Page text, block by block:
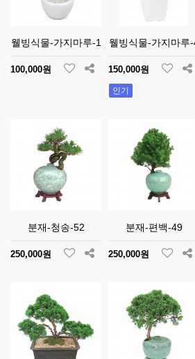
웰빙식물-가지마루-1
100,000원
웰빙식물-가지마루
150,000원
인기
분재-청송-52
250,000원
분재-편백-49
250,000원